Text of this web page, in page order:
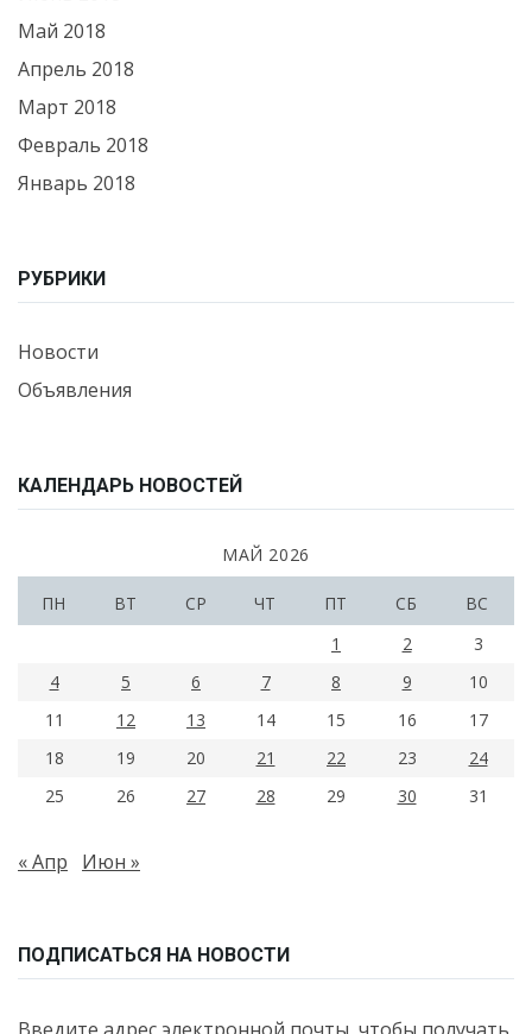
Май 2018
Апрель 2018
Март 2018
Февраль 2018
Январь 2018
РУБРИКИ
Новости
Объявления
КАЛЕНДАРЬ НОВОСТЕЙ
МАЙ 2026
ПН ВТ СР ЧТ ПТ СБ
ВС
1
2
3
4
5 6 7 8 9
10
11
12 13 14 15 16
17
18
19 20 21 22 23
24
25
26 27 28 29 30 31
« Апр Июн »
ПОДПИСАТЬСЯ НА НОВОСТИ